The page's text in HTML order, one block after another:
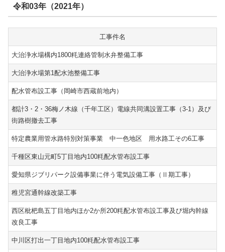
令和03年（2021年）
工事件名
大治浄水場構内1800粍連絡管制水弁整備工事
大治浄水場第1配水池整備工事
配水管布設工事（岡崎市西蔵前地内）
都計3・2・36梅ノ木線（千年工区）電線共同溝設置工事（3-1）及び
街路樹撤去工事
特定農業用管水路特別対策事業 中一色地区 用水路工その6工事
千種区東山元町5丁目地内100粍配水管布設工事
愛知県ジブリパーク設備事業に伴う電気設備工事（Ⅱ期工事）
稚児宮通幹線改築工事
西区枇杷島五丁目地内ほか2か所200粍配水管布設工事及び堀内幹線
改良工事
中川区打出一丁目地内100粍配水管布設工事